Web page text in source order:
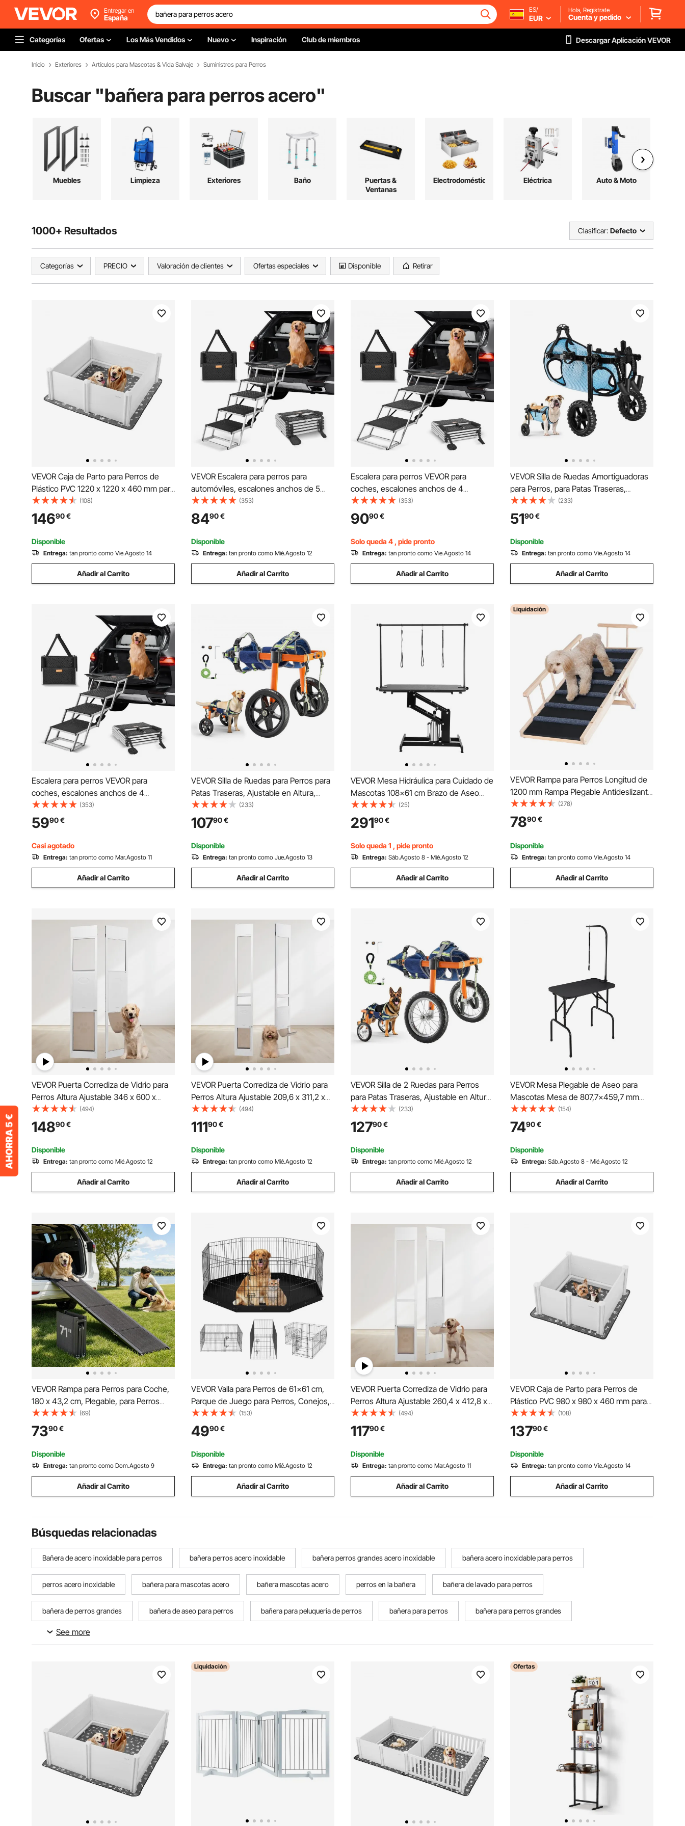
Entregar en
España
ES/
EUR
Hola, Regístrate
Cuenta y pedido
Categorías Ofertas Los Más Vendidos Nuevo Inspiración Club de miembros Descargar Aplicación VEVOR
Inicio Exteriores Artículos para Mascotas & Vida Salvaje Suministros para Perros
Buscar "bañera para perros acero"
Muebles Limpieza Exteriores Baño
Puertas &
Ventanas
Electrodomésticos Eléctrica Auto & Moto
1000+ Resultados Clasificar: Defecto
Categorías PRECIO Valoración de clientes Ofertas especiales Disponible Retirar
VEVOR Caja de Parto para Perros de
Plástico PVC 1220 x 1220 x 460 mm para
Perros Grandes con Puerta de Altura
Ajustable y Almohadilla Lavable para
Orina Ideal para Cachorros de Interior,
Blanco
(108)
14690€
Disponible
Entrega: tan pronto como Vie.Agosto 14
Añadir al Carrito
VEVOR Escalera para perros para
automóviles, escalones anchos de 5
escalones para perros, rampa plegable
para perros para automóviles con
superficie antideslizante, escalones
portátiles para mascotas de aluminio
liviano para automóviles, SUV y
camiones, soporta hasta 150 libras
(353)
8490€
Disponible
Entrega: tan pronto como Mié.Agosto 12
Añadir al Carrito
Escalera para perros VEVOR para
coches, escalones anchos de 4
escalones para perros, rampa plegable
para perros con superficie
antideslizante, escalones portátiles para
mascotas de aluminio liviano para
coches, SUV y camiones, soporta hasta
250 libras
(353)
9090€
Solo queda 4 , pide pronto
Entrega: tan pronto como Vie.Agosto 14
Añadir al Carrito
VEVOR Silla de Ruedas Amortiguadoras
para Perros, para Patas Traseras,
Ajustable, Ayuda para Caminar para
Perros Discapacitados, Paralizados o
Lesionados de hasta 15 kg, Talla M,
Negro y Azul
(233)
5190€
Disponible
Entrega: tan pronto como Vie.Agosto 14
Añadir al Carrito
Escalera para perros VEVOR para
coches, escalones anchos de 4
escalones para perros, rampa plegable
para perros con superficie
antideslizante, escalones portátiles para
mascotas de aluminio liviano para
coches, SUV y camiones, soporta hasta
150 libras
(353)
5990€
Casi agotado
Entrega: tan pronto como Mar.Agosto 11
Añadir al Carrito
VEVOR Silla de Ruedas para Perros para
Patas Traseras, Ajustable en Altura,
Anchura y Longitud, Marco Ligero,
Carrito de Asistencia para Perros
Lesionados Discapacitados de 15,88-
21,77 kg Tamaño M,
(233)
10790€
Disponible
Entrega: tan pronto como Jue.Agosto 13
Añadir al Carrito
VEVOR Mesa Hidráulica para Cuidado de
Mascotas 108x61 cm Brazo de Aseo
para Perros Estación de Aseo para
Perros Altura Ajustable 56,2-101 cm
Mesa Antideslizante para Perros Carga
Máxima de 182 kg
(25)
29190€
Solo queda 1 , pide pronto
Entrega: Sáb.Agosto 8 - Mié.Agosto 12
Añadir al Carrito
Liquidación
VEVOR Rampa para Perros Longitud de
1200 mm Rampa Plegable Antideslizante
para Perros Pequeños/Grandes Altura
Ajustable 6 Niveles 35-70 cm Adecuada
para Cama, Sofá, Acceso al Coche,
Interior, Exterior
(278)
7890€
Disponible
Entrega: tan pronto como Vie.Agosto 14
Añadir al Carrito
VEVOR Puerta Corrediza de Vidrio para
Perros Altura Ajustable 346 x 600 x
1927-2049 mm Puerta para Mascotas
de Vidrio Templado con Estructura de
Bisagra, Solapa y Cerradura para Perros
de Gran Tamaño
(494)
14890€
Disponible
Entrega: tan pronto como Mié.Agosto 12
Añadir al Carrito
VEVOR Puerta Corrediza de Vidrio para
Perros Altura Ajustable 209,6 x 311,2 x
1927-2049 mm Puerta para Mascotas
de Vidrio Templado con Estructura de
Bisagra, Solapa y Cerradura para Perros
Pequeño
(494)
11190€
Disponible
Entrega: tan pronto como Mié.Agosto 12
Añadir al Carrito
VEVOR Silla de 2 Ruedas para Perros
para Patas Traseras, Ajustable en Altura,
Anchura y Longitud, con Ruedas
Amortiguadoras, Aleación Aluminio, para
Perros Lesionados o Discapacitados
hasta 39 kg
(233)
12790€
Disponible
Entrega: tan pronto como Mié.Agosto 12
Añadir al Carrito
VEVOR Mesa Plegable de Aseo para
Mascotas Mesa de 807,7x459,7 mm
Mesa de Aseo para Perros Capacidad
de Carga de 99,8 kg Mesa de
Peluquería para Perros de Acero
Inoxidable con 1 Pinza 1 Cuerda 1 Asa
(154)
7490€
Disponible
Entrega: Sáb.Agosto 8 - Mié.Agosto 12
Añadir al Carrito
VEVOR Rampa para Perros para Coche,
180 x 43,2 cm, Plegable, para Perros
Medianos y Grandes de hasta 113 kg,
con Superficie de Tela Oxford
Antideslizante, Portátil, para Exteriores,
SUV y Camión
(69)
7390€
Disponible
Entrega: tan pronto como Dom.Agosto 9
Añadir al Carrito
VEVOR Valla para Perros de 61x61 cm,
Parque de Juego para Perros, Conejos,
Gatos, Cachorros, con Valla para
Mascotas Pequeñas y Medianas, 8
Paneles de Malla Metálica Plegables
para Camping, Viaje
(153)
4990€
Disponible
Entrega: tan pronto como Mié.Agosto 12
Añadir al Carrito
VEVOR Puerta Corrediza de Vidrio para
Perros Altura Ajustable 260,4 x 412,8 x
1927-2049 mm Puerta para Perros de
Vidrio Templado con Estructura de
Bisagra, Solapa y Cerradura para Perros
Medianos
(494)
11790€
Disponible
Entrega: tan pronto como Mar.Agosto 11
Añadir al Carrito
VEVOR Caja de Parto para Perros de
Plástico PVC 980 x 980 x 460 mm para
Perros Medianos con Puerta de Altura
Ajustable y Almohadilla Lavable para
Orina Ideal para Cachorros de Interior,
Blanco
(108)
13790€
Disponible
Entrega: tan pronto como Vie.Agosto 14
Añadir al Carrito
Búsquedas relacionadas
Bañera de acero inoxidable para perros bañera perros acero inoxidable bañera perros grandes acero inoxidable bañera acero inoxidable para perros
perros acero inoxidable bañera para mascotas acero bañera mascotas acero perros en la bañera bañera de lavado para perros
bañera de perros grandes bañera de aseo para perros bañera para peluqueria de perros bañera para perros bañera para perros grandes
bañera peluqueria canina perros grandes
See more
Liquidación Ofertas